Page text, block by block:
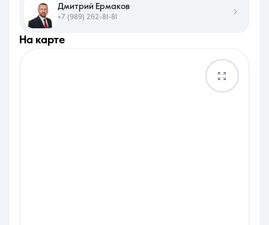
на карте
Дмитрий Ермаков
+7 (989) 262-81-81